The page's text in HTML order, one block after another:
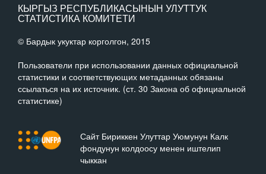
КЫРГЫЗ РЕСПУБЛИКАСЫНЫН УЛУТТУК
СТАТИСТИКА КОМИТЕТИ
© Бардык укуктар корголгон, 2015
Пользователи при использовании данных официальной
статистики и соответствующих метаданных обязаны
ссылаться на их источник. (ст. 30 Закона об официальной
статистике)
Сайт Бириккен Улуттар Уюмунун Калк
фондунун колдоосу менен иштелип
чыккан